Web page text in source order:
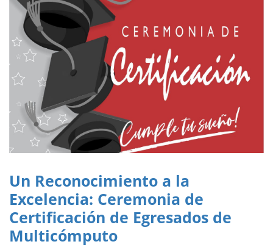
Un Reconocimiento a la
Excelencia: Ceremonia de
Certificación de Egresados de
Multicómputo